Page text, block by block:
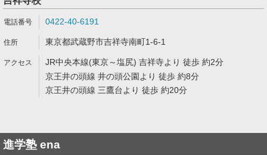
0422-40-6191
東京都武蔵野市吉祥寺南町1-6-1
JR中央本線(東京～塩尻) 吉祥寺より 徒歩 約2分
京王井の頭線 井の頭公園より 徒歩 約8分
京王井の頭線 三鷹台より 徒歩 約20分
進学塾 ena